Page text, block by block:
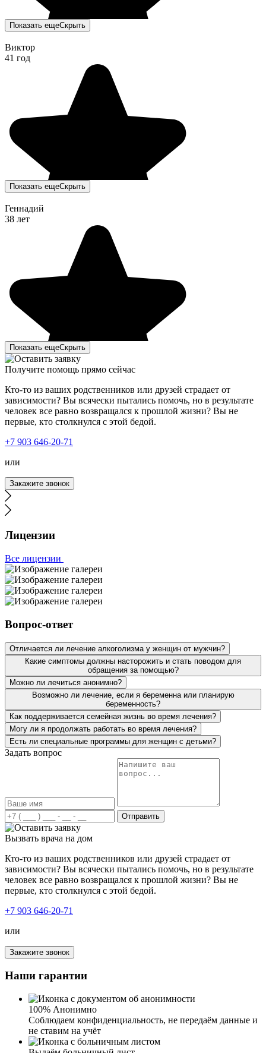
Моя сестра лежала в вашей клинике пол года назад, с
алкогольной зависимостью. Наша семья до последнего
вам, у нас появилась надежда. Привезли её мы с
сильным алкогольным отравлением, специалисты сразу
провели комплекс мер, сделали детоксикацию и
назначили лечение. Сестре, да и нам, конечно же,
понравился комплексный подход к проблеме. Сестра
Говорит, такое трепетное отношение видит первый раз,
хотя она у нас много где лежала. Вот уже пол года
прошло, а сестра ни разу не притронулась к алкоголю.
Мы вам очень благодарны за ваш труд.
Хочу выразить огромную благодарность . Опытные
специалисты помогли мне решить проблему
алкогольной зависимости. Спасибо вам за комфортные
условия и профессиональную медицинскую помощь. За
то, что смогли донести до меня, что мне нужно лечение!
Я привёз мать в вашу клинику больше года назад. От
алкоголя у неё начались проблемы с сосудами, очень
сильно отекало все тело. Мать сразу направили на
это очень важно, чтобы привели в чувство организм.
После курса детоксикации, проводилась работа с
психологом, различные групповые занятия. Благодарен
вашим специалистам за проделанную работу. Все это
время могу наблюдать, как жизнь матери обретает
новые возможности и трезвую жизнь. В ней будто
заново интерес к жизни проснулся.
у мужа. Спиртное муж не употребляет уже около года.
супругу и смогли убедить его пройти лечение.
как нам, близким людям, вести себя в подобных
ситуациях. Спасибо вам огромное.
Показать ещеСкрыть
Виктор
41 год
Показать ещеСкрыть
Геннадий
38 лет
Показать ещеСкрыть
Получите помощь прямо сейчас
Кто-то из ваших родственников или друзей страдает от
зависимости? Вы всячески пытались помочь, но в результате
человек все равно возвращался к прошлой жизни? Вы не
первые, кто столкнулся с этой бедой.
+7 903 646-20-71
или
Закажите звонок
Лицензии
Все лицензии
Вопрос-ответ
Отличается ли лечение алкоголизма у женщин от мужчин?
Какие симптомы должны насторожить и стать поводом для
обращения за помощью?
Можно ли лечиться анонимно?
Возможно ли лечение, если я беременна или планирую
беременность?
Как поддерживается семейная жизнь во время лечения?
Могу ли я продолжать работать во время лечения?
Есть ли специальные программы для женщин с детьми?
Задать вопрос
Отправить
Вызвать врача на дом
Кто-то из ваших родственников или друзей страдает от
зависимости? Вы всячески пытались помочь, но в результате
человек все равно возвращался к прошлой жизни? Вы не
первые, кто столкнулся с этой бедой.
+7 903 646-20-71
или
Закажите звонок
Наши гарантии
100% Анонимно
Соблюдаем конфиденциальность, не передаём данные и
не ставим на учёт